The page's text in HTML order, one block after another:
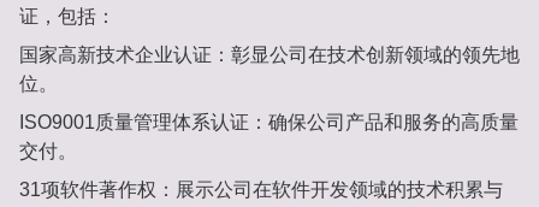
证，包括：
国家高新技术企业认证‌：彰显公司在技术创新领域的领先地
位。
ISO9001质量管理体系认证‌：确保公司产品和服务的高质量
交付。
31项软件著作权‌：展示公司在软件开发领域的技术积累与